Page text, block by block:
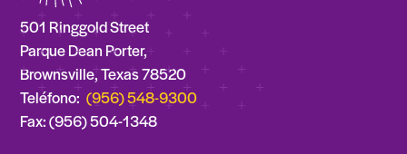
501 Ringgold Street
Parque Dean Porter,
Brownsville, Texas 78520
Teléfono:(956) 548-9300
Fax: (956) 504-1348